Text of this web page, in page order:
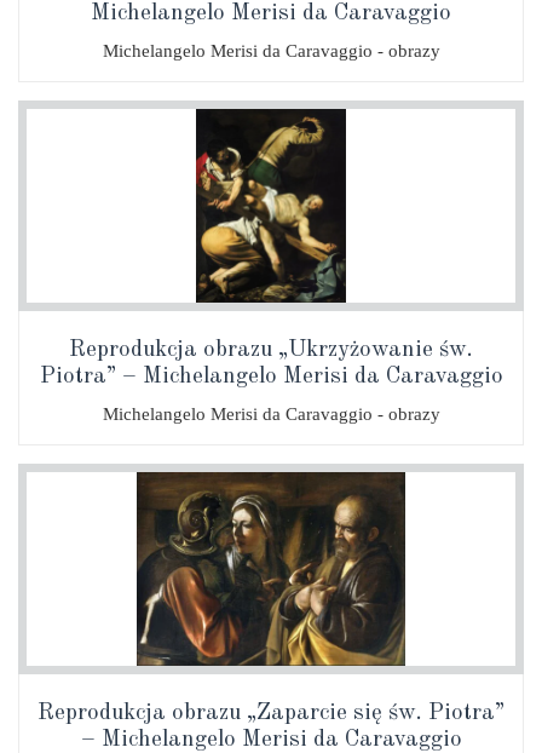
Michelangelo Merisi da Caravaggio
Michelangelo Merisi da Caravaggio - obrazy
Reprodukcja obrazu „Ukrzyżowanie św.
Piotra” – Michelangelo Merisi da Caravaggio
Michelangelo Merisi da Caravaggio - obrazy
Reprodukcja obrazu „Zaparcie się św. Piotra”
– Michelangelo Merisi da Caravaggio